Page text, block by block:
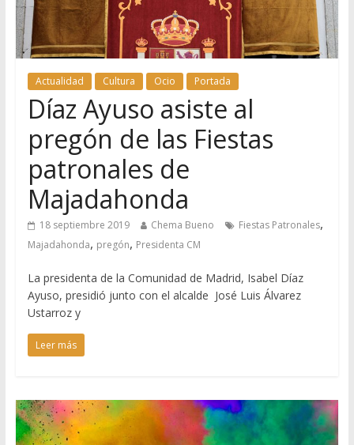
Actualidad Cultura Ocio Portada
Díaz Ayuso asiste al
pregón de las Fiestas
patronales de
Majadahonda
18 septiembre 2019 Chema Bueno Fiestas Patronales,
Majadahonda, pregón, Presidenta CM
La presidenta de la Comunidad de Madrid, Isabel Díaz
Ayuso, presidió junto con el alcalde José Luis Álvarez
Ustarroz y
Leer más